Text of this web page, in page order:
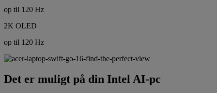
op til 120 Hz
2K OLED
op til 120 Hz
Det er muligt på din Intel AI-pc